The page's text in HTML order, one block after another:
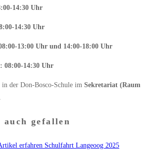
14:30 Uhr
14:30 Uhr
13:00 Uhr und 14:00-18:00 Uhr
08:00-14:30 Uhr
der Don-Bosco-Schule im Sekretariat (Raum
gefallen